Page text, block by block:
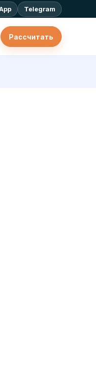
Telegram
Рассчитать